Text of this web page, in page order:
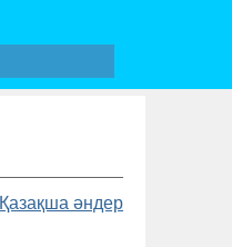
Қазақша әндер